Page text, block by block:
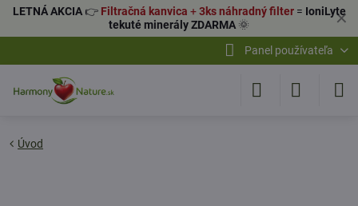
✕
LETNÁ AKCIA👉 Filtračná kanvica +3ks náhradný filter= IoniLyte
tekuté minerály ZDARMA 🌞
Panel používateľa
Úvod